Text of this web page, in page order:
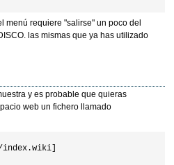
menú requiere "salirse" un poco del
las mismas que ya has utilizado
y es probable que quieras
web un fichero llamado